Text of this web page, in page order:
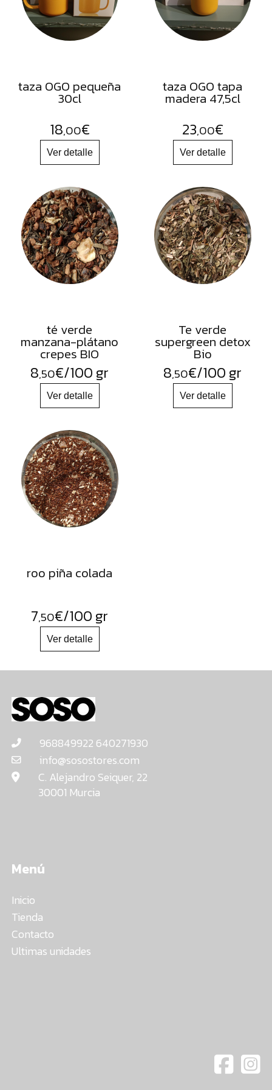
FRUTOS
SECOS
SAL
HARINAS
ACEITES
FLORES
PRODUCTOS
ACCESORIOS
ALIMENTOS
DESHIDRATADOS
taza OGO pequeña
30cl
18,00€
taza OGO tapa
madera 47,5cl
23,00€
té verde
manzana-plátano
crepes BIO
8,50€/100 gr
Te verde
supergreen detox
Bio
8,50€/100 gr
roo piña colada
7,50€/100 gr
968849922 640271930
info@sosostores.com
C. Alejandro Seiquer, 22
30001 Murcia
Menú
Inicio
Tienda
Contacto
Ultimas unidades